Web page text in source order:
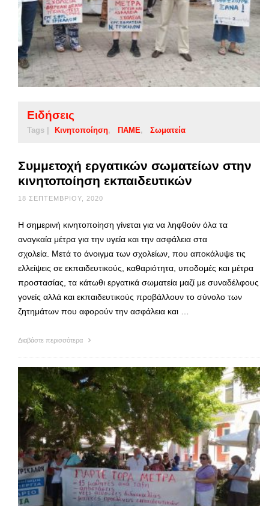
Ειδήσεις
Tags | Κινητοποίηση ΠΑΜΕ Σωματεία
Συμμετοχή εργατικών σωματείων στην
κινητοποίηση εκπαιδευτικών
18 ΣΕΠΤΕΜΒΡΊΟΥ, 2020
Η σημερινή κινητοποίηση γίνεται για να ληφθούν όλα τα
αναγκαία μέτρα για την υγεία και την ασφάλεια στα
σχολεία. Μετά το άνοιγμα των σχολείων, που αποκάλυψε τις
ελλείψεις σε εκπαιδευτικούς, καθαριότητα, υποδομές και μέτρα
προστασίας, τα κάτωθι εργατικά σωματεία μαζί με συναδέλφους
γονείς αλλά και εκπαιδευτικούς προβάλλουν το σύνολο των
ζητημάτων που αφορούν την ασφάλεια και …
Διαβάστε περισσότερα